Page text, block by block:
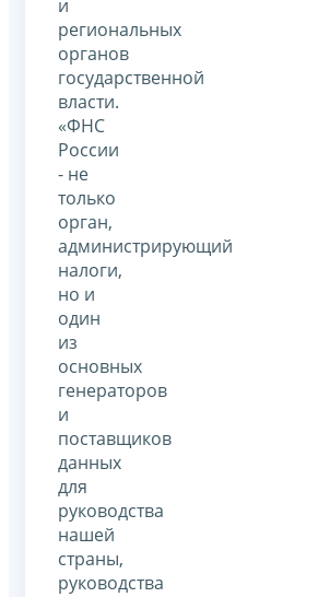
и
региональных
органов
государственной
власти.
«ФНС
России
- не
только
орган,
администрирующий
налоги,
но и
один
из
основных
генераторов
и
поставщиков
данных
для
руководства
нашей
страны,
руководства